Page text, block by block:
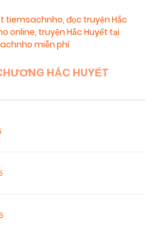
tiemsachnho, đọc truyện Hắc
online, truyện Hắc Huyết tại
miễn phí
HẮC HUYẾT